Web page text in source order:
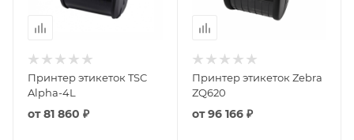
Принтер этикеток TSC
Alpha-4L
от81 860 ₽
Принтер этикеток Zebra
ZQ620
от96 166 ₽